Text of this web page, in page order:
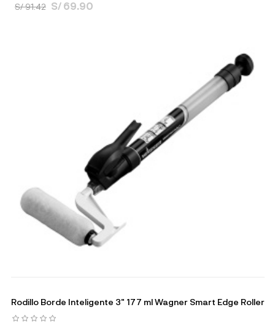
S/ 91.42 S/ 69.90
Rodillo Borde Inteligente 3" 177 ml Wagner Smart Edge Roller